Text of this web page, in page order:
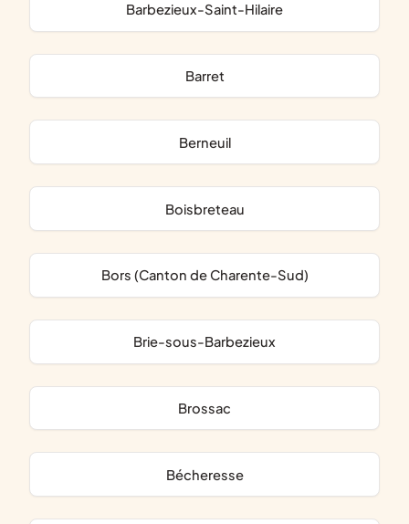
Barbezieux-Saint-Hilaire
Barret
Berneuil
Boisbreteau
Bors (Canton de Charente-Sud)
Brie-sous-Barbezieux
Brossac
Bécheresse